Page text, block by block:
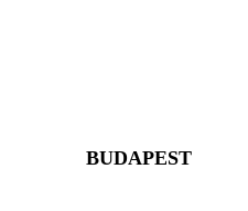
BUDAPEST